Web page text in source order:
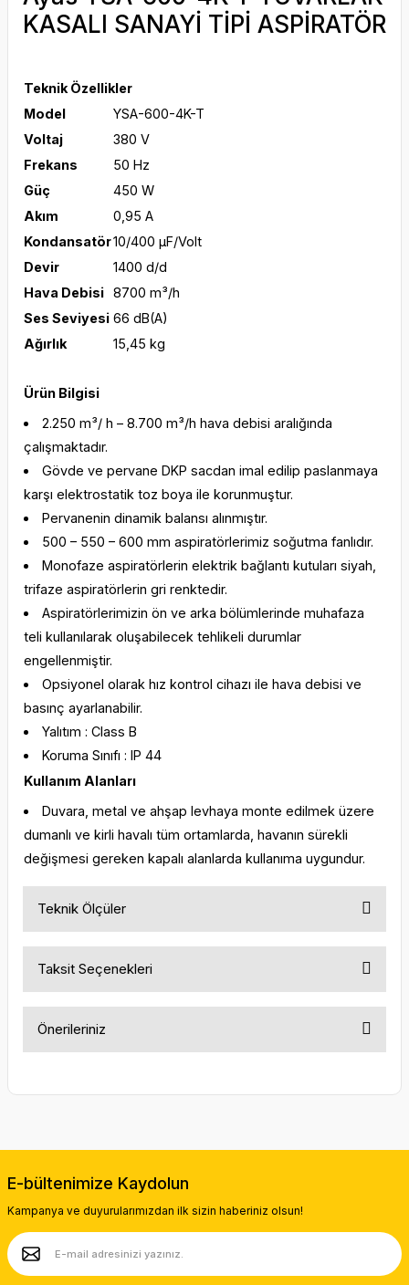
KASALI SANAYİ TİPİ ASPİRATÖR
Teknik Özellikler
Model
YSA-600-4K-T
Voltaj
380 V
Frekans
50 Hz
Güç
450 W
Akım
0,95 A
Kondansatör10/400 μF/Volt
Devir
1400 d/d
Hava Debisi 8700 m³/h
Ses Seviyesi 66 dB(A)
Ağırlık
15,45 kg
Ürün Bilgisi
2.250 m³/ h – 8.700 m³/h hava debisi aralığında
çalışmaktadır.
Gövde ve pervane DKP sacdan imal edilip paslanmaya
karşı elektrostatik toz boya ile korunmuştur.
Pervanenin dinamik balansı alınmıştır.
500 – 550 – 600 mm aspiratörlerimiz soğutma fanlıdır.
Monofaze aspiratörlerin elektrik bağlantı kutuları siyah,
trifaze aspiratörlerin gri renktedir.
Aspiratörlerimizin ön ve arka bölümlerinde muhafaza
teli kullanılarak oluşabilecek tehlikeli durumlar
engellenmiştir.
Opsiyonel olarak hız kontrol cihazı ile hava debisi ve
basınç ayarlanabilir.
Yalıtım : Class B
Koruma Sınıfı : IP 44
Kullanım Alanları
Duvara, metal ve ahşap levhaya monte edilmek üzere
dumanlı ve kirli havalı tüm ortamlarda, havanın sürekli
değişmesi gereken kapalı alanlarda kullanıma uygundur.
Teknik Ölçüler
Taksit Seçenekleri
Önerileriniz
Ürün açıklamasında eksik bilgiler bulunuyor.
Ürün fiyatı diğer sitelerden daha pahalı.
Bu ürüne benzer farklı alternatifler olmalı.
E-bültenimize Kaydolun
Kampanya ve duyurularımızdan ilk sizin haberiniz olsun!